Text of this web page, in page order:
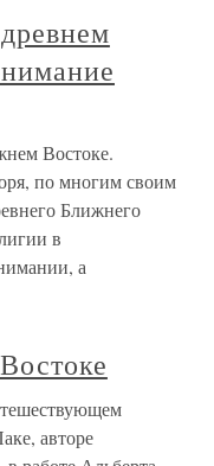
Востоке.
по многим своим
Ближнего
в
а
авторе